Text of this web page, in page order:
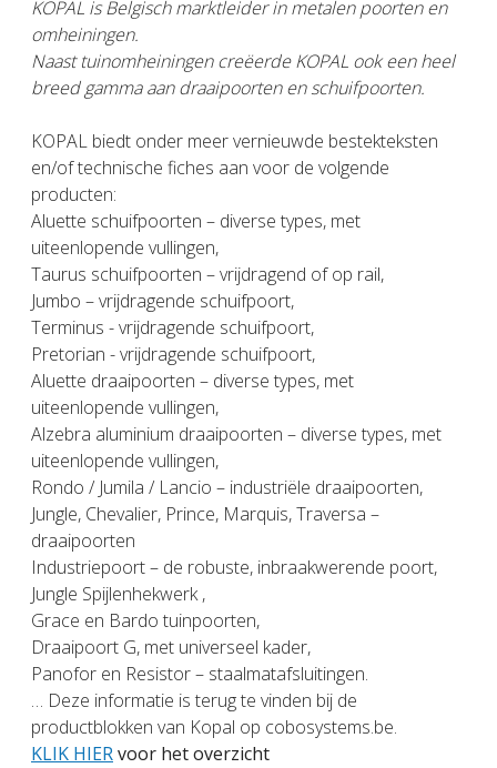
KOPAL is Belgisch marktleider in metalen poorten en
omheiningen.
Naast tuinomheiningen creëerde KOPAL ook een heel
breed gamma aan draaipoorten en schuifpoorten.
KOPAL biedt onder meer vernieuwde bestekteksten
en/of technische fiches aan voor de volgende
producten:
Aluette schuifpoorten – diverse types, met
uiteenlopende vullingen,
Taurus schuifpoorten – vrijdragend of op rail,
Jumbo – vrijdragende schuifpoort,
Terminus - vrijdragende schuifpoort,
Pretorian - vrijdragende schuifpoort,
Aluette draaipoorten – diverse types, met
uiteenlopende vullingen,
Alzebra aluminium draaipoorten – diverse types, met
uiteenlopende vullingen,
Rondo / Jumila / Lancio – industriële draaipoorten,
Jungle, Chevalier, Prince, Marquis, Traversa –
draaipoorten
Industriepoort – de robuste, inbraakwerende poort,
Jungle Spijlenhekwerk ,
Grace en Bardo tuinpoorten,
Draaipoort G, met universeel kader,
Panofor en Resistor – staalmatafsluitingen.
… Deze informatie is terug te vinden bij de
productblokken van Kopal op cobosystems.be.
KLIK HIERvoor het overzicht